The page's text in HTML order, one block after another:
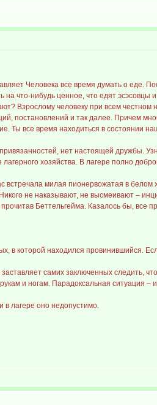
Человека все время думать о еде.
что-нибудь ценное, что едят эсэсовцы
Взрослому человеку при всем
постановлений и так далее. Причем
Ты все время находиться в состоянии
нет настоящей дружбы.
хозяйства. В лагере полно
встречала милая пионервожатая в белом
не наказывают, не высмеивают –
Беттельгейма. Казалось бы, все
в которой находился провинившийся.
самих заключенных следить,
и ногам. Парадоксальная ситуация –
в лагере оно недопустимо.